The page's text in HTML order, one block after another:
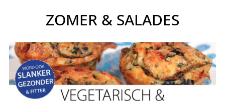
ZOMER & SALADES